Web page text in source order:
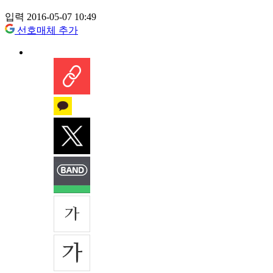
입력 2016-05-07 10:49
선호매체 추가